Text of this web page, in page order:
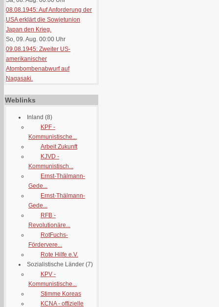
08.08.1945: Auf Anforderung der
USA erklärt die Sowjetunion
Japan den Krieg.
So, 09. Aug. 00:00 Uhr
09.08.1945: Zweiter US-
amerikanischer
Atombombenabwurf auf
Nagasaki.
Weblinks
Inland (8)
KPF -
Kommunistische...
Arbeit Zukunft
KJVD -
Kommunistisch...
Ernst-Thälmann-
Gede...
Ernst-Thälmann-
Gede...
RFB -
Revolutionäre...
RotFuchs-
Fördervere...
Rote Hilfe e.V.
Sozialistische Länder (7)
KPV -
Kommunistische...
Stimme Koreas
KCNA - offizielle